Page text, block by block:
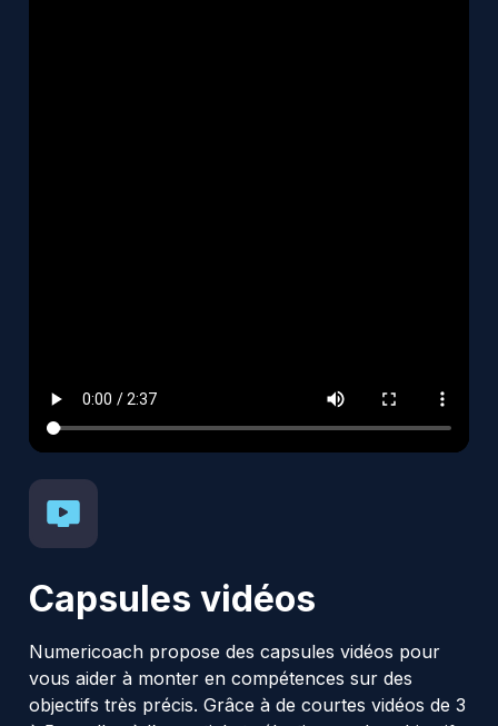
Capsules vidéos
Numericoach propose des capsules vidéos pour
vous aider à monter en compétences sur des
objectifs très précis. Grâce à de courtes vidéos de 3